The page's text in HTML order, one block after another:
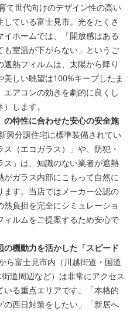
て世代向けのデザイン性の高い
ている富士見市。光をたくさ
ホームでは、「開放感はある
室温が下がらない」というご
熱フィルムは、太陽から降り
しい眺望は100%キープしたま
アコンの効きを劇的に良くし
します。
特性に合わせた安心の安全施
興分譲住宅に標準装備されてい
（エコガラス）」や、防犯・
」は、知識のない業者が遮熱
ガラス内部にこもって自然に
ます。当店ではメーカー公認の
負担を完全にシミュレーショ
ィルムをご提案するため安心で
機動力を活かした「スピード
ら富士見市内（川越街道・国道
道周辺など）は非常にアクセス
る重点エリアです。「本格的
西日対策をしたい」「新居へ